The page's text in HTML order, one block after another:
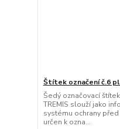
Štítek označení č.6
Šedý označovací
TREMIS slouží jako
systému ochrany
určen k ozna...